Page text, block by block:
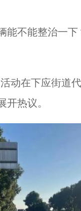
不能整治一下
在下应街道
开热议。